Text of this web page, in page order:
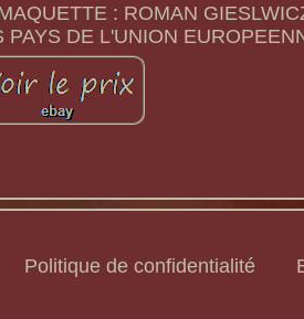
: ROMAN
DE L'UNION
Politique de confidentialité